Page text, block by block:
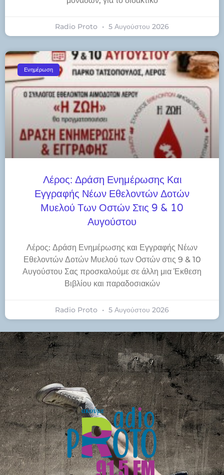
Radio Proto 5 Αυγούστου 2026
Ενημέρωση
Λέρος: Δράση Ενημέρωσης Και
Εγγραφής Νέων Εθελοντών Δοτών
Μυελού Των Οστών Στις 9 & 10
Αυγούστου
Λέρος: Δράση Ενημέρωσης και Εγγραφής Νέων
Εθελοντών Δοτών Μυελού των Οστών στις 9 & 10
Αυγούστου Σας προσκαλούμε σε άλλη μια Έκθεση
Βιβλίου και παραδοσιακών
Radio Proto 5 Αυγούστου 2026